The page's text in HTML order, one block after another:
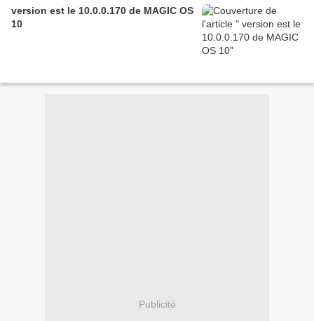
version est le 10.0.0.170 de MAGIC OS
10
Publicité